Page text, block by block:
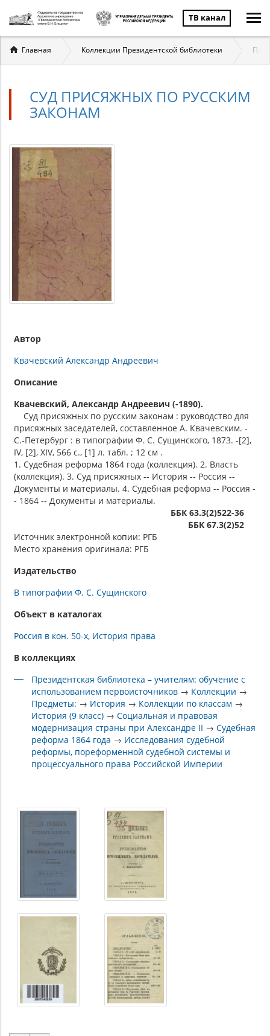
ТВ канал
Вы
здесь
Главная Коллекции Президентской библиотеки
СУД ПРИСЯЖНЫХ ПО РУССКИМ
ЗАКОНАМ
Автор
Квачевский Александр Андреевич
Описание
Квачевский, Александр Андреевич (-1890).
Суд присяжных по русским законам : руководство для
присяжных заседателей, составленное А. Квачевским. -
С.-Петербург : в типографии Ф. С. Сущинского, 1873. -[2],
IV, [2], XIV, 566 с., [1] л. табл. ; 12 см .
1. Судебная реформа 1864 года (коллекция). 2. Власть
(коллекция). 3. Суд присяжных -- История -- Россия --
Документы и материалы. 4. Судебная реформа -- Россия -
- 1864 -- Документы и материалы.
ББК 63.3(2)522-36
ББК 67.3(2)52
Источник электронной копии: РГБ
Место хранения оригинала: РГБ
Издательство
В типографии Ф. С. Сущинского
Объект в каталогах
Россия в кон. 50-х История права
В коллекциях
Президентская библиотека – учителям: обучение с
использованием первоисточников → Коллекции →
Предметы: → История → Коллекции по классам →
История (9 класс) →Социальная и правовая
модернизация страны при Александре II →Судебная
реформа 1864 года → Исследования судебной
реформы, пореформенной судебной системы и
процессуального права Российской Империи